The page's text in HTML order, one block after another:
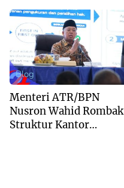
Kepastian Waktu
Layanan
Blog
Menteri ATR/BPN
Nusron Wahid Rombak
Struktur Kantor